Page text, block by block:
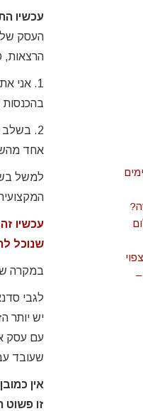
עכשיו
העסק
הרצאות,
1. אני
אחד
למשל
עכשיו
שנוכל
במקרה
לגבי
יש יותר
עם עסק
שעובד
אין
זו פשוט